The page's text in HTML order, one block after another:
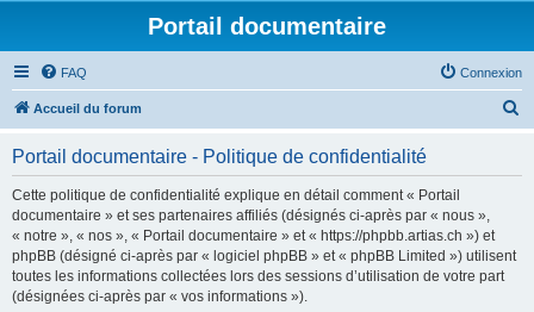
Portail documentaire
FAQ Connexion
Accueil du forum
Portail documentaire - Politique de confidentialité
Cette politique de confidentialité explique en détail comment « Portail
documentaire » et ses partenaires affiliés (désignés ci-après par « nous »,
« notre », « nos », « Portail documentaire » et « https://phpbb.artias.ch ») et
phpBB (désigné ci-après par « logiciel phpBB » et « phpBB Limited ») utilisent
toutes les informations collectées lors des sessions d’utilisation de votre part
(désignées ci-après par « vos informations »).